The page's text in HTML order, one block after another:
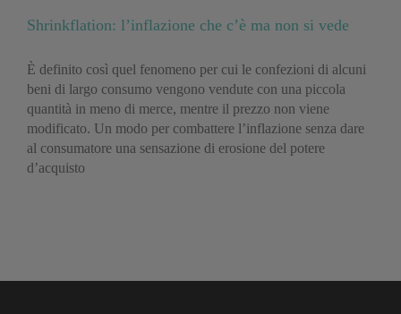
Shrinkflation: l’inflazione che c’è ma non si vede
È definito così quel fenomeno per cui le confezioni di alcuni
beni di largo consumo vengono vendute con una piccola
quantità in meno di merce, mentre il prezzo non viene
modificato. Un modo per combattere l’inflazione senza dare
al consumatore una sensazione di erosione del potere
d’acquisto